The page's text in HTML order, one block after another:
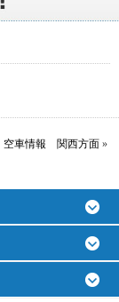
空車情報 関西方面 »